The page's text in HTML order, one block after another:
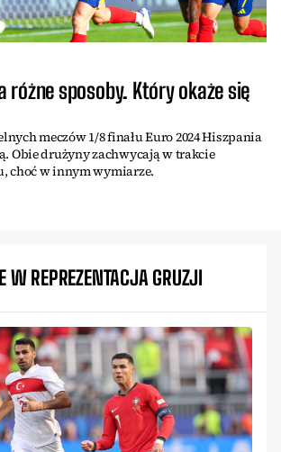
różne sposoby. Który okaże się
meczów 1/8 finału Euro 2024 Hiszpania
Obie drużyny zachwycają w trakcie
choć w innym wymiarze.
W REPREZENTACJA GRUZJI